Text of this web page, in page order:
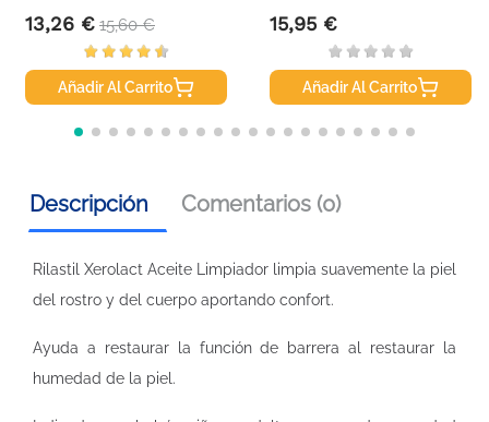
Precio
13,26 € Precio base
15,60 €
Añadir Al Carrito
Precio
15,95 €
Añadir Al Carrito
Descripción Comentarios (0)
Rilastil Xerolact Aceite Limpiador limpia suavemente la piel
del rostro y del cuerpo aportando confort.
Ayuda a restaurar la función de barrera al restaurar la
humedad de la piel.